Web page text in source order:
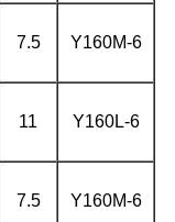
7.5 Y160M-6
11 Y160L-6
7.5 Y160M-6